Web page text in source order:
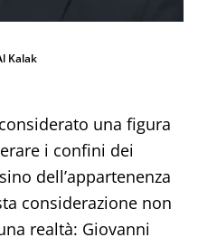
Kalak
una figura
i confini dei
dell’appartenenza
considerazione non
realtà: Giovanni